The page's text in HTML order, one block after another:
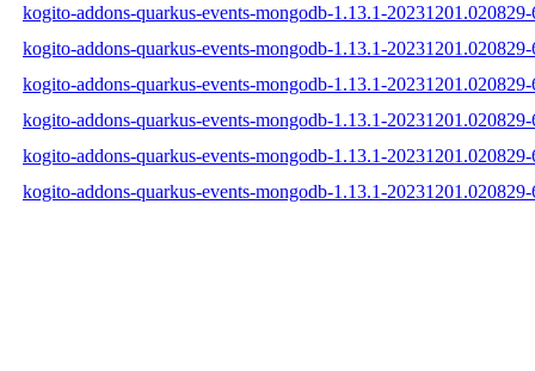
kogito-addons-quarkus-events-mongodb-1.13.1-
kogito-addons-quarkus-events-mongodb-1.13.1-
kogito-addons-quarkus-events-mongodb-1.13.1-20231201.020829-
kogito-addons-quarkus-events-mongodb-1.13.1-
kogito-addons-quarkus-events-mongodb-1.13.1-
kogito-addons-quarkus-events-mongodb-1.13.1-